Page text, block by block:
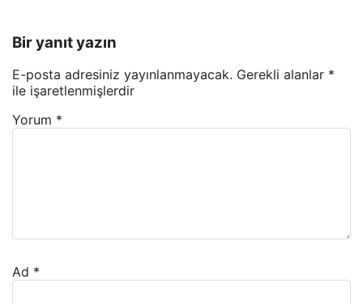
Bir yanıt yazın
E-posta adresiniz yayınlanmayacak. Gerekli alanlar *
ile işaretlenmişlerdir
Yorum *
Ad *